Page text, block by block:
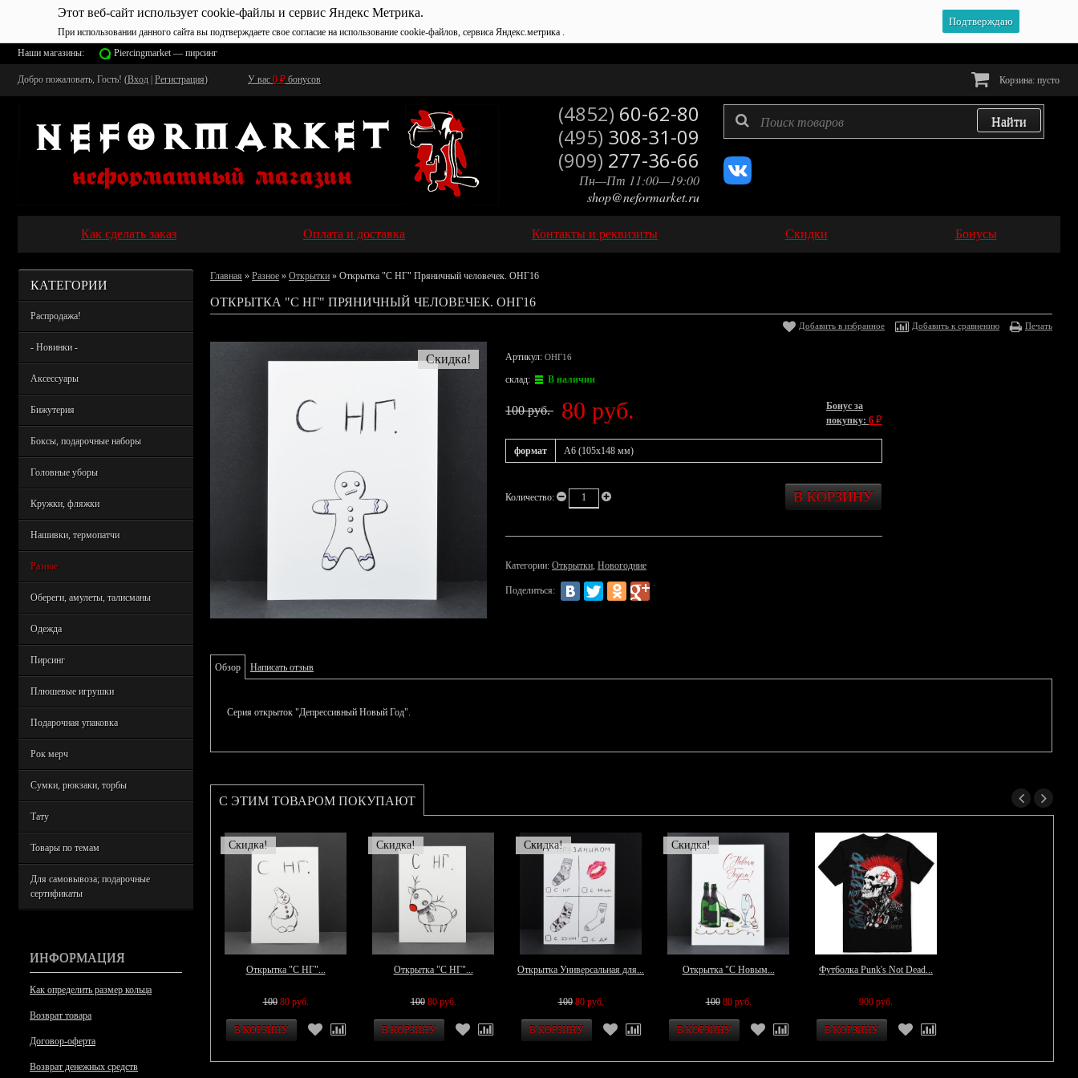
Этот веб-сайт использует cookie-файлы и сервис Яндекс Метрика.
При использовании данного сайта вы подтверждаете свое согласие на использование cookie-файлов, сервиса Яндекс.метрика .
Подтверждаю
Наши магазины: Piercingmarket — пирсинг
Добро пожаловать, Гость! (Вход Регистрация) У вас 0 ₽ бонусов Корзина: пусто
(4852) 60-62-80
(495) 308-31-09
(909) 277-36-66
Пн—Пт 11:00—19:00
shop@neformarket.ru
Как сделать заказ Оплата и доставка Контакты и реквизиты Скидки Бонусы
КАТЕГОРИИ
Распродажа!
- Новинки -
Аксессуары
Бижутерия
Боксы, подарочные наборы
Головные уборы
Кружки, фляжки
Нашивки, термопатчи
Разное
Обереги, амулеты, талисманы
Одежда
Пирсинг
Плюшевые игрушки
Подарочная упаковка
Рок мерч
Сумки, рюкзаки, торбы
Тату
Товары по темам
Для самовывоза; подарочные
сертификаты
ИНФОРМАЦИЯ
Как определить размер кольца
Возврат товара
Договор-оферта
Возврат денежных средств
Главная » Разное » Открытки » Открытка "С НГ" Пряничный человечек. ОНГ16
ОТКРЫТКА "С НГ" ПРЯНИЧНЫЙ ЧЕЛОВЕЧЕК. ОНГ16
Добавить в избранное Добавить к сравнению Печать
Скидка! Артикул: ОНГ16
склад: В наличии
100 руб. 80 руб.
Бонус за
покупку: 6 ₽
формат А6 (105х148 мм)
Количество:
Категории: Открытки, Новогодние
Поделиться:
Обзор Написать отзыв
Серия открыток "Депрессивный Новый Год".
С ЭТИМ ТОВАРОМ ПОКУПАЮТ
Скидка!
Открытка "С НГ"...
100 80 руб.
Скидка!
Открытка "С НГ"...
100 80 руб.
Скидка!
Открытка Универсальная для...
100 80 руб.
Скидка!
Открытка "С Новым...
100 80 руб.
Футболка Punk's Not Dead...
900 руб.